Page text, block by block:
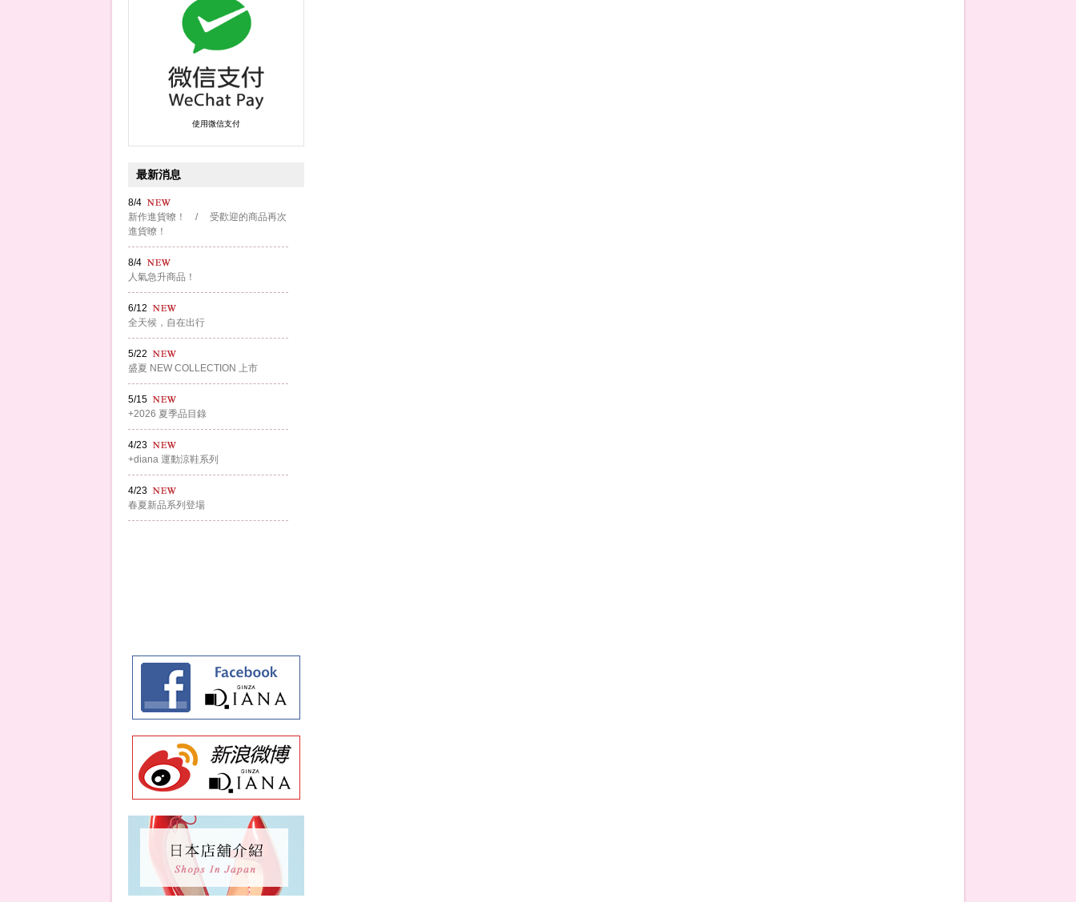
使用微信支付
最新消息
8/4
新作進貨暸！ / 受歡迎的商品再次
進貨暸！
8/4
人氣急升商品！
6/12
全天候，自在出行
5/22
盛夏 NEW COLLECTION 上市
5/15
+2026 夏季品目錄
4/23
+diana 運動涼鞋系列
4/23
春夏新品系列登場